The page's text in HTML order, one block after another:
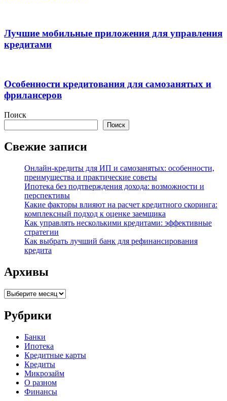
Лучшие мобильные приложения для управления
кредитами
Особенности кредитования для самозанятых и
фрилансеров
Поиск
Поиск
Свежие записи
Онлайн-кредиты для ИП и самозанятых: особенности,
преимущества и практические советы
Ипотека без подтверждения дохода: возможности и
перспективы
Какие факторы влияют на расчет кредитного скоринга:
комплексный подход к оценке заемщика
Как управлять несколькими кредитами: эффективные
стратегии
Как выбрать лучший банк для рефинансирования
кредита
Архивы
Архивы
Рубрики
Банки
Ипотека
Кредитные карты
Кредиты
Микрозайм
О разном
Финансы